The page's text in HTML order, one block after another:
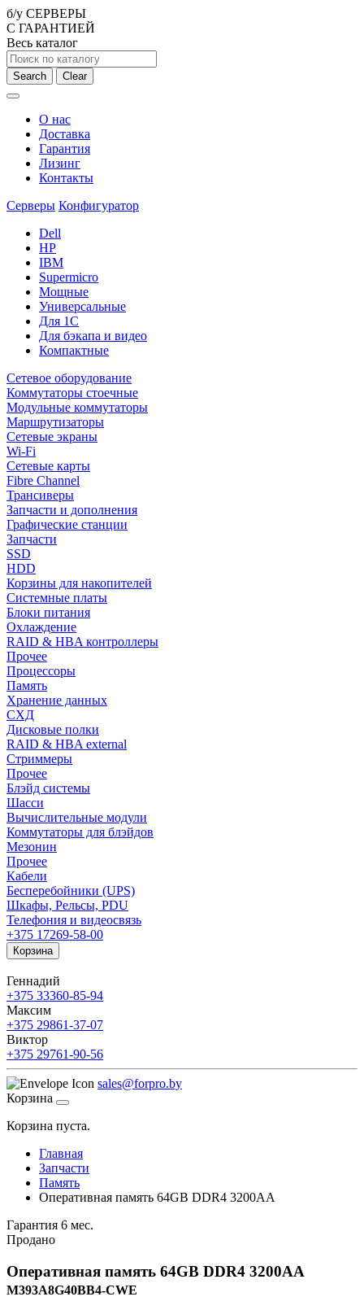
б/у СЕРВЕРЫ
С ГАРАНТИЕЙ
Весь каталог
Search Clear
О нас
Доставка
Гарантия
Лизинг
Контакты
Серверы Конфигуратор
Dell
HP
IBM
Supermicro
Мощные
Универсальные
Для 1С
Для бэкапа и видео
Компактные
Сетевое оборудование
Коммутаторы стоечные
Модульные коммутаторы
Маршрутизаторы
Сетевые экраны
Wi-Fi
Сетевые карты
Fibre Channel
Трансиверы
Запчасти и дополнения
Графические станции
Запчасти
SSD
HDD
Корзины для накопителей
Системные платы
Блоки питания
Охлаждение
RAID & HBA контроллеры
Прочее
Процессоры
Память
Хранение данных
СХД
Дисковые полки
RAID & HBA external
Стриммеры
Прочее
Блэйд системы
Шасси
Вычислительные модули
Коммутаторы для блэйдов
Мезонин
Прочее
Кабели
Бесперебойники (UPS)
Шкафы, Рельсы, PDU
Телефония и видеосвязь
+375 17269-58-00
Корзина
Геннадий
+375 33360-85-94
Максим
+375 29861-37-07
Виктор
+375 29761-90-56
sales@forpro.by
Корзина
Корзина пуста.
Главная
Запчасти
Память
Оперативная память 64GB DDR4 3200AA
Гарантия 6 мес.
Продано
Оперативная память 64GB DDR4 3200AA
M393A8G40BB4-CWE